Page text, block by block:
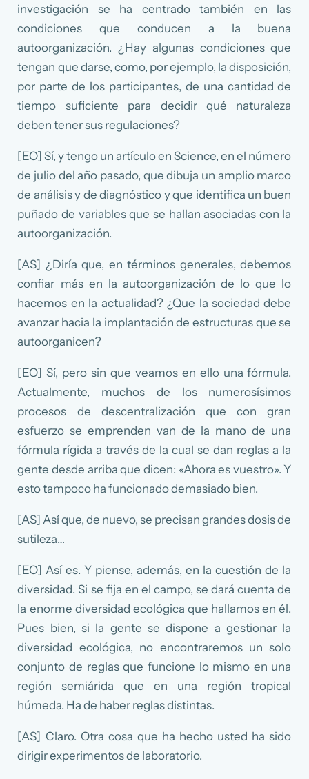
investigación se ha centrado también en las
condiciones que conducen a la buena
autoorganización. ¿Hay algunas condiciones que
tengan que darse, como, por ejemplo, la disposición,
por parte de los participantes, de una cantidad de
tiempo suficiente para decidir qué naturaleza
deben tener sus regulaciones?
[EO] Sí, y tengo un artículo en Science, en el número
de julio del año pasado, que dibuja un amplio marco
de análisis y de diagnóstico y que identifica un buen
puñado de variables que se hallan asociadas con la
autoorganización.
[AS] ¿Diría que, en términos generales, debemos
confiar más en la autoorganización de lo que lo
hacemos en la actualidad? ¿Que la sociedad debe
avanzar hacia la implantación de estructuras que se
autoorganicen?
[EO] Sí, pero sin que veamos en ello una fórmula.
Actualmente, muchos de los numerosísimos
procesos de descentralización que con gran
esfuerzo se emprenden van de la mano de una
fórmula rígida a través de la cual se dan reglas a la
gente desde arriba que dicen: «Ahora es vuestro». Y
esto tampoco ha funcionado demasiado bien.
[AS] Así que, de nuevo, se precisan grandes dosis de
sutileza…
[EO] Así es. Y piense, además, en la cuestión de la
diversidad. Si se fija en el campo, se dará cuenta de
la enorme diversidad ecológica que hallamos en él.
Pues bien, si la gente se dispone a gestionar la
diversidad ecológica, no encontraremos un solo
conjunto de reglas que funcione lo mismo en una
región semiárida que en una región tropical
húmeda. Ha de haber reglas distintas.
[AS] Claro. Otra cosa que ha hecho usted ha sido
dirigir experimentos de laboratorio.